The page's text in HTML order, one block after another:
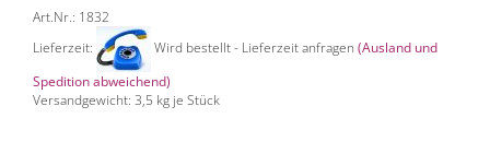
Art.Nr.: 1832
Lieferzeit:
Wird bestellt - Lieferzeit anfragen (Ausland und
Spedition abweichend)
Versandgewicht: 3,5 kg je Stück